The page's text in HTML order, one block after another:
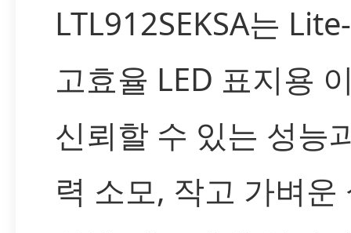
LTL912SEKSA는
고효율 LED 표지용
신뢰할 수 있는 성능
력 소모, 작고 가벼운